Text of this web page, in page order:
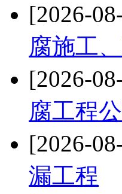
[2026-
腐施工
[2026-
腐工程
[2026-
漏工程